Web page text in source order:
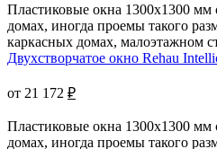
Пластиковые окна 1300x1300 мм
домах, иногда проемы такого
каркасных домах, малоэтажном
Двухстворчатое окно Rehau
от 21 172 ₽
Пластиковые окна 1300x1300 мм
домах, иногда проемы такого